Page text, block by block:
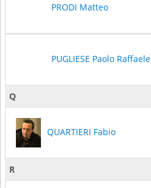
PRODI Matteo
PUGLIESE Paolo Raffaele
Q
QUARTIERI Fabio
R